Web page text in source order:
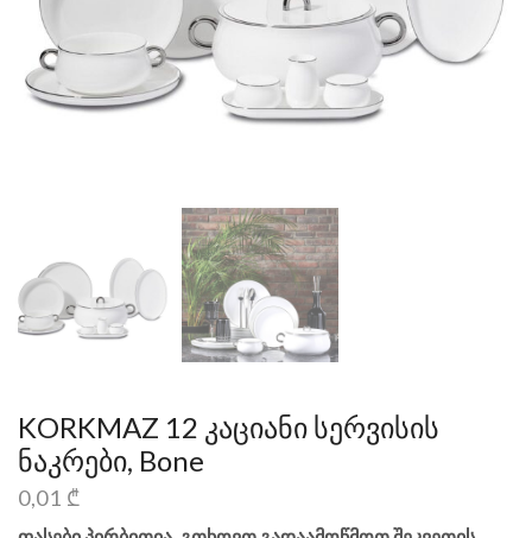
KORKMAZ 12 კაციანი სერვისის
ნაკრები, Bone
0,01 ₾